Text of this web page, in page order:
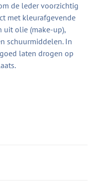
de leder voorzichtig
met kleurafgevende
uit olie (make-up),
schuurmiddelen. In
laten drogen op